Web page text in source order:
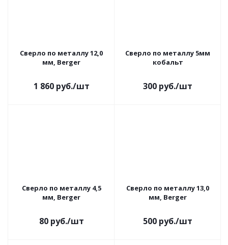
Сверло по металлу 12,0
мм, Berger
1 860руб./шт
Сверло по металлу 5мм
кобальт
300 руб./шт
Сверло по металлу 4,5
мм, Berger
80руб./шт
Сверло по металлу 13,0
мм, Berger
500 руб./шт